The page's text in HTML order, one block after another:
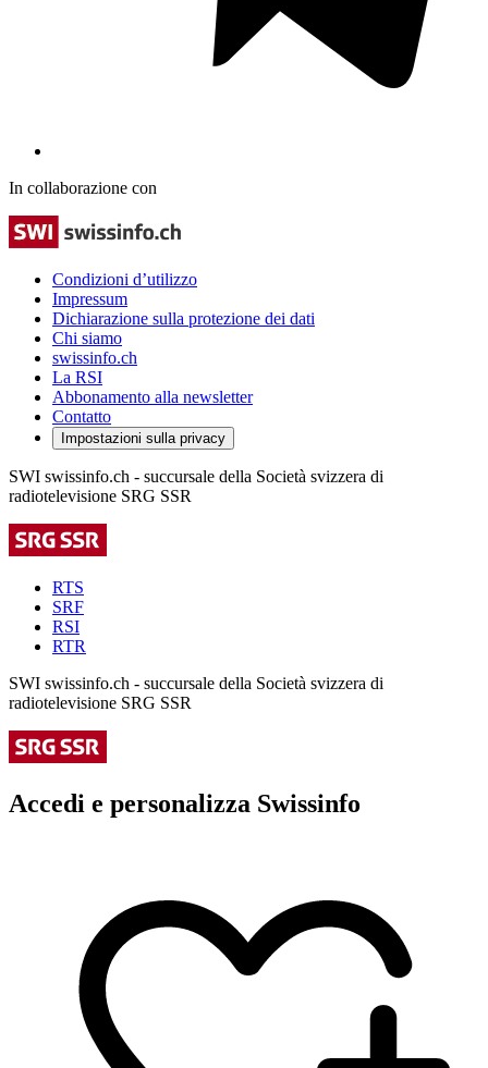
In collaborazione con
Condizioni d’utilizzo
Impressum
Dichiarazione sulla protezione dei dati
Chi siamo
swissinfo.ch
La RSI
Abbonamento alla newsletter
Contatto
Impostazioni sulla privacy
SWI swissinfo.ch - succursale della Società svizzera di
radiotelevisione SRG SSR
RTS
SRF
RSI
RTR
SWI swissinfo.ch - succursale della Società svizzera di
radiotelevisione SRG SSR
Accedi e personalizza Swissinfo